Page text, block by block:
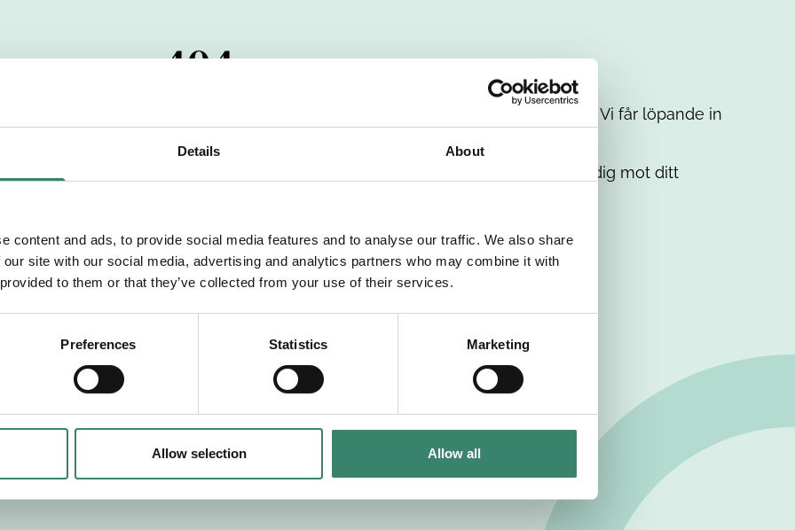
Details About
content and ads, to provide social media features and to analyse our traffic. We also share
site with our social media, advertising and analytics partners who may combine it with
to them or that they’ve collected from your use of their services.
Preferences Statistics Marketing
Allow selection Allow all
404
har passerats. Vi uppskattar verkligen ditt intresse. Misströsta inte. Vi får löpande in
dig med mer information om våra aktuella uppdrag. Tillsammans matchar vi dig mot ditt
Tillbaka till Sverek